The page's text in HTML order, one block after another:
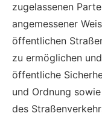
zugelassenen
angemessener
öffentlichen
zu ermöglichen
öffentliche
und Ordnung
des